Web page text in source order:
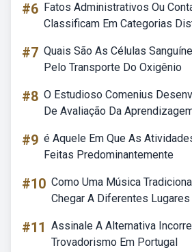
#6 Fatos Administrativos Ou
Classificam Em Categorias
#7 Quais São As Células
Pelo Transporte Do Oxigênio
#8 O Estudioso Comenius
De Avaliação Da
#9 é Aquele Em Que As
Feitas Predominantemente
#10 Como Uma Música
Chegar A Diferentes Lugares
#11 Assinale A Alternativa
Trovadorismo Em Portugal